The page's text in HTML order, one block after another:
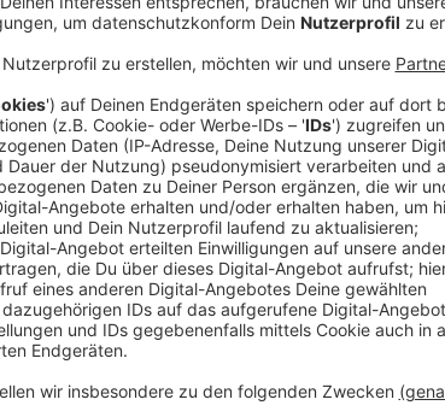
Die energiegeladene, dynamische Fortsetzung des
"Tension" führt Kylie weiter in die Welt der
Dancefloor-Hits. Das Album enthält neun
"Dance to the Music" sowie den Dance-Hit "Edge
Madonna und die Kollaborationen mit Orville Peck,
Tension-Ära war so etwas Besonderes für mich ...
jetzt schon vorbei ist! Willkommen zu 'Tension II'."
Anzeige
Anzeige